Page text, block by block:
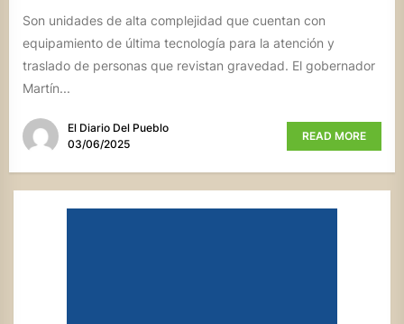
Son unidades de alta complejidad que cuentan con
equipamiento de última tecnología para la atención y
traslado de personas que revistan gravedad. El gobernador
Martín...
El Diario Del Pueblo
03/06/2025
READ MORE